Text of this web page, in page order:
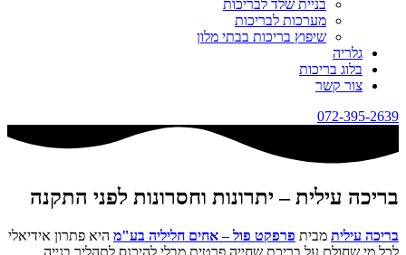
בניית שלד לבריכות
מערכות לבריכות
שיפוץ בריכות בבתי מלון
גלריה
בלוג בריכות
צור קשר
072-395-2639
בריכה עילית – יתרונות וחסרונות לפני התקנה
בריכה עילית מבית פרפקט פול – אחים חליליה בע"מ היא פתרון אידיאלי
לכל מי שחולם על בריכת שחייה פרטית מבלי להיכנס לתהליך בנייה